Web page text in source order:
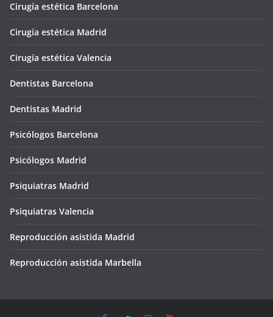
Cirugía estética Barcelona
Cirugía estética Madrid
Cirugía estética Valencia
Dentistas Barcelona
Dentistas Madrid
Psicólogos Barcelona
Psicólogos Madrid
Psiquiatras Madrid
Psiquiatras Valencia
Reproducción asistida Madrid
Reproducción asistida Marbella